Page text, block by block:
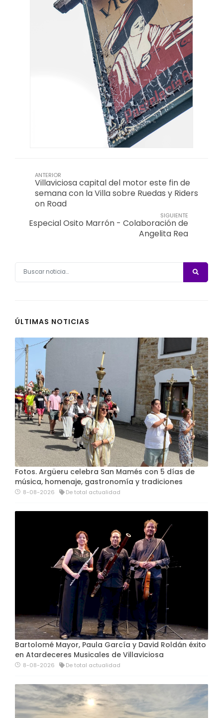
ANTERIOR
Villaviciosa capital del motor este fin de
semana con la Villa sobre Ruedas y Riders
on Road
SIGUIENTE
Especial Osito Marrón - Colaboración de
Angelita Rea
ÚLTIMAS NOTICIAS
Fotos. Argüeru celebra San Mamés con 5 días de
música, homenaje, gastronomía y tradiciones
8-08-2026 De total actualidad
Bartolomé Mayor, Paula García y David Roldán éxito
en Atardeceres Musicales de Villaviciosa
8-08-2026 De total actualidad